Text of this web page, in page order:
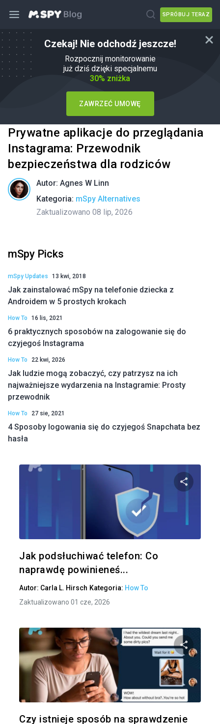
SPRÓBUJ TERAZ
Czekaj! Nie odchodź jeszcze!
Rozpocznij monitorowanie
już dziś dzięki specjalnemu
30% zniżka
ZAWRZEĆ UMOWĘ
Prywatne aplikacje do przeglądania
Instagrama: Przewodnik
bezpieczeństwa dla rodziców
Autor: Agnes W Linn
Kategoria: mSpy Alternatives
Zaktualizowano 08 lip, 2026
mSpy Picks
mSpy Updates 13 kwi, 2018
Jak zainstalować mSpy na telefonie dziecka z
Androidem w 5 prostych krokach
How To 16 lis, 2021
6 praktycznych sposobów na zalogowanie się do
czyjegoś Instagrama
How To 22 kwi, 2026
Jak ludzie mogą zobaczyć, czy patrzysz na ich
najważniejsze wydarzenia na Instagramie: Prosty
przewodnik
How To 27 sie, 2021
4 Sposoby logowania się do czyjegoś Snapchata bez
hasła
Jak podsłuchiwać telefon: Co
naprawdę powinieneś...
Autor: Carla L. Hirsch Kategoria: How To
Zaktualizowano 01 cze, 2026
Czy istnieje sposób na sprawdzenie